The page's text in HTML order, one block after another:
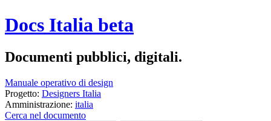
Docs Italia beta
Documenti pubblici, digitali.
Manuale operativo di design
Progetto: Designers Italia
Amministrazione: italia
Cerca nel documento